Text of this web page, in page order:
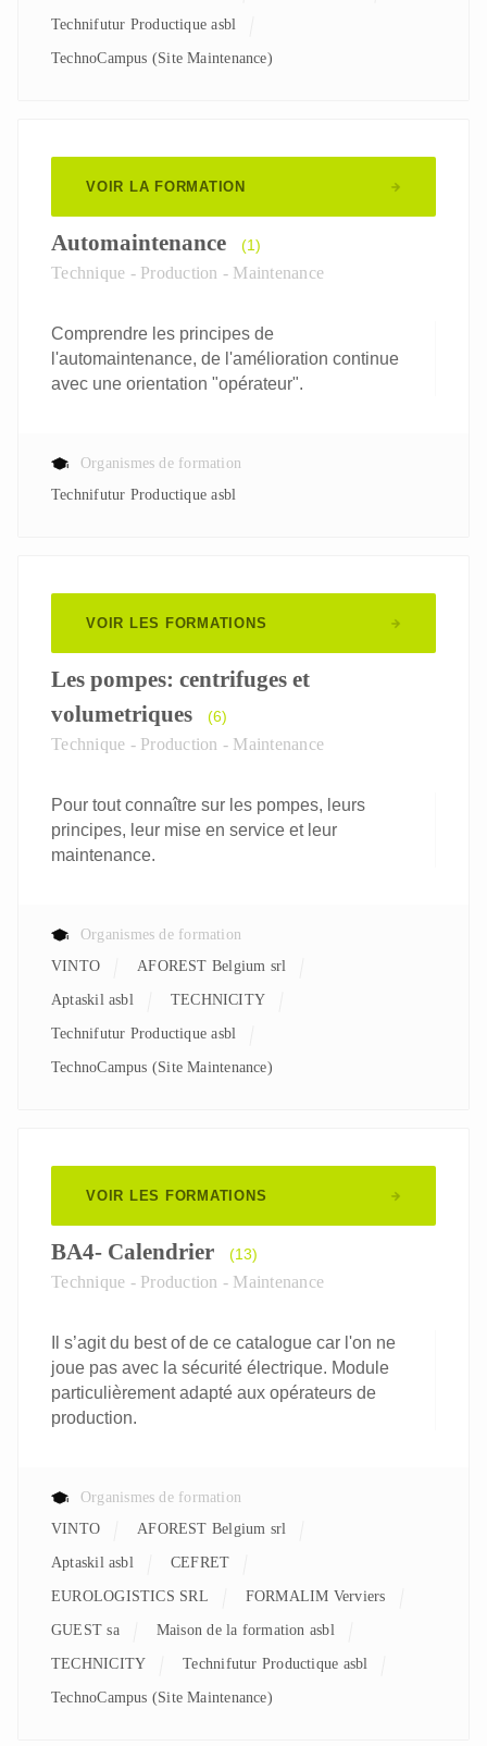
Technifutur Productique asbl
TechnoCampus (Site Maintenance)
VOIR LA FORMATION
Automaintenance (1)
Technique - Production - Maintenance
Comprendre les principes de
l'automaintenance, de l'amélioration continue
avec une orientation "opérateur".
Organismes de formation
Technifutur Productique asbl
VOIR LES FORMATIONS
Les pompes: centrifuges et
volumetriques
(6)
Technique - Production - Maintenance
Pour tout connaître sur les pompes, leurs
principes, leur mise en service et leur
maintenance.
Organismes de formation
VINTO
AFOREST Belgium srl
aptaskil asbl TECHNICITY
Technifutur Productique asbl
TechnoCampus (Site Maintenance)
VOIR LES FORMATIONS
BA4- Calendrier (13)
Technique - Production - Maintenance
Il s’agit du best of de ce catalogue car l'on ne
joue pas avec la sécurité électrique. Module
particulièrement adapté aux opérateurs de
production.
Organismes de formation
VINTO
AFOREST Belgium srl
aptaskil asbl CEFRET
EUROLOGISTICS SRL FORMALIM Verviers
GUEST sa Maison de la formation asbl
TECHNICITY Technifutur Productique asbl
TechnoCampus (Site Maintenance)